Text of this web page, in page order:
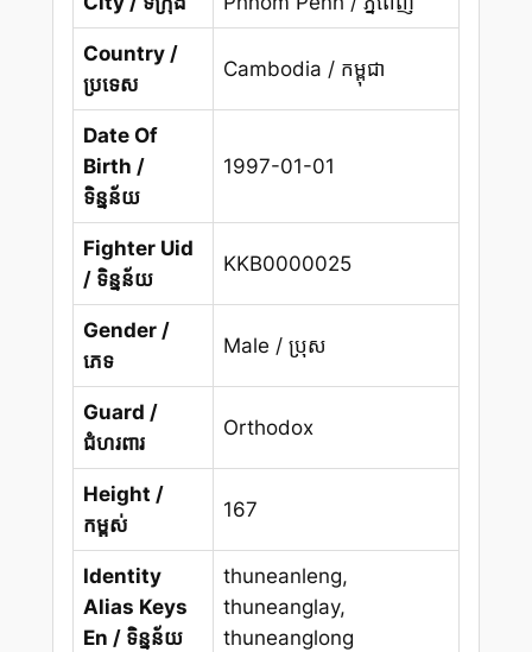
Country /
ប្រទេស
Cambodia / កម្ពុជា
Date Of
Birth /
ទិន្នន័យ
1997-01-01
Fighter Uid
/ ទិន្នន័យ
KKB0000025
Gender /
ភេទ
Male / ប្រុស
Guard /
ជំហរពារ
Orthodox
Height /
កម្ពស់
167
Identity
Alias Keys
En / ទិន្នន័យ
thuneanleng,
thuneanglay,
thuneanglong